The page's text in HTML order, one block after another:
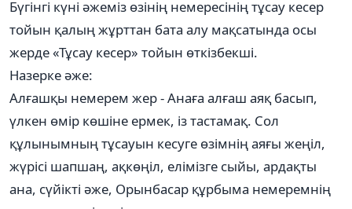
Бүгінгі күні әжеміз өзінің немересінің тұсау кесер
тойын қалың жұрттан бата алу мақсатында осы
жерде «Тұсау кесер» тойын өткізбекші.
Назерке әже:
Алғашқы немерем жер - Анаға алғаш аяқ басып,
үлкен өмір көшіне ермек, із тастамақ. Сол
құлынымның тұсауын кесуге өзімнің аяғы жеңіл,
жүрісі шапшаң, ақкөңіл, елімізге сыйы, ардақты
ана, сүйікті әже, Орынбасар құрбыма немеремнің